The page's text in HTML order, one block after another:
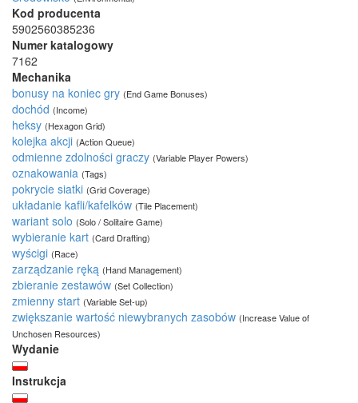
Kod producenta
5902560385236
Numer katalogowy
7162
Mechanika
bonusy na koniec gry (End Game Bonuses)
dochód (Income)
heksy (Hexagon Grid)
kolejka akcji (Action Queue)
odmienne zdolności graczy (Variable Player Powers)
oznakowania (Tags)
pokrycie siatki (Grid Coverage)
układanie kafli/kafelków (Tile Placement)
wariant solo (Solo / Solitaire Game)
wybieranie kart (Card Drafting)
wyścigi (Race)
zarządzanie ręką (Hand Management)
zbieranie zestawów (Set Collection)
zmienny start (Variable Set-up)
zwiększanie wartość niewybranych zasobów (Increase Value of
Unchosen Resources)
Wydanie
Instrukcja